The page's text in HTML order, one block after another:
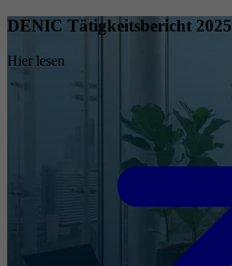
DENIC Tätigkeitsbericht 2025
Hier lesen